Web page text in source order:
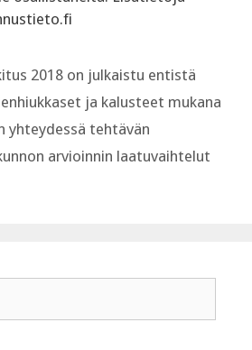
2018 on julkaistu entistä
ja kalusteet mukana
yhteydessä tehtävän
arvioinnin laatuvaihtelut